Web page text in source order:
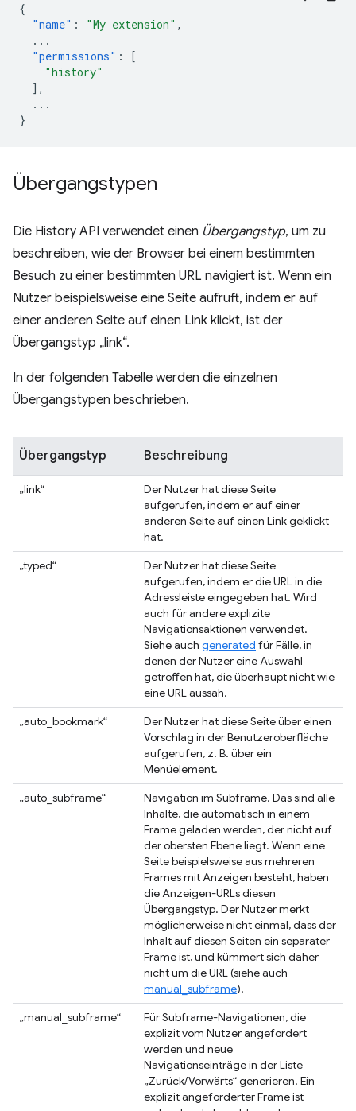
{
"name" : "My extension" ,
...
"permissions" :
[
"history"
],
...
}
Übergangstypen
Die History API verwendet einen Übergangstyp, um zu
beschreiben, wie der Browser bei einem bestimmten
Besuch zu einer bestimmten URL navigiert ist. Wenn ein
Nutzer beispielsweise eine Seite aufruft, indem er auf
einer anderen Seite auf einen Link klickt, ist der
Übergangstyp „link“.
In der folgenden Tabelle werden die einzelnen
Übergangstypen beschrieben.
Übergangstyp Beschreibung
„link“
Der Nutzer hat diese Seite
aufgerufen, indem er auf einer
anderen Seite auf einen Link geklickt
hat.
„typed“
Der Nutzer hat diese Seite
aufgerufen, indem er die URL in die
Adressleiste eingegeben hat. Wird
auch für andere explizite
Navigationsaktionen verwendet.
Siehe auch generated für Fälle, in
denen der Nutzer eine Auswahl
getroffen hat, die überhaupt nicht wie
eine URL aussah.
„auto_bookmark“
Der Nutzer hat diese Seite über einen
Vorschlag in der Benutzeroberfläche
aufgerufen, z. B. über ein
Menüelement.
„auto_subframe“
Navigation im Subframe. Das sind alle
Inhalte, die automatisch in einem
Frame geladen werden, der nicht auf
der obersten Ebene liegt. Wenn eine
Seite beispielsweise aus mehreren
Frames mit Anzeigen besteht, haben
die Anzeigen-URLs diesen
Übergangstyp. Der Nutzer merkt
möglicherweise nicht einmal, dass der
Inhalt auf diesen Seiten ein separater
Frame ist, und kümmert sich daher
nicht um die URL (siehe auch
manual_subframe).
„manual_subframe“
Für Subframe-Navigationen, die
explizit vom Nutzer angefordert
werden und neue
Navigationseinträge in der Liste
„Zurück/Vorwärts“ generieren. Ein
explizit angeforderter Frame ist